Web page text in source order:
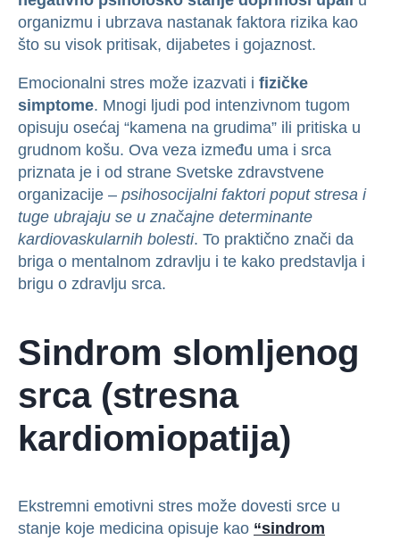
organizmu i ubrzava nastanak faktora rizika kao
što su visok pritisak, dijabetes i gojaznost.
Emocionalni stres može izazvati i fizičke
simptome. Mnogi ljudi pod intenzivnom tugom
opisuju osećaj “kamena na grudima” ili pritiska u
grudnom košu. Ova veza između uma i srca
priznata je i od strane Svetske zdravstvene
organizacije – psihosocijalni faktori poput stresa i
tuge ubrajaju se u značajne determinante
kardiovaskularnih bolesti. To praktično znači da
briga o mentalnom zdravlju i te kako predstavlja i
brigu o zdravlju srca.
Sindrom slomljenog
srca (stresna
kardiomiopatija)
Ekstremni emotivni stres može dovesti srce u
stanje koje medicina opisuje kao “sindrom